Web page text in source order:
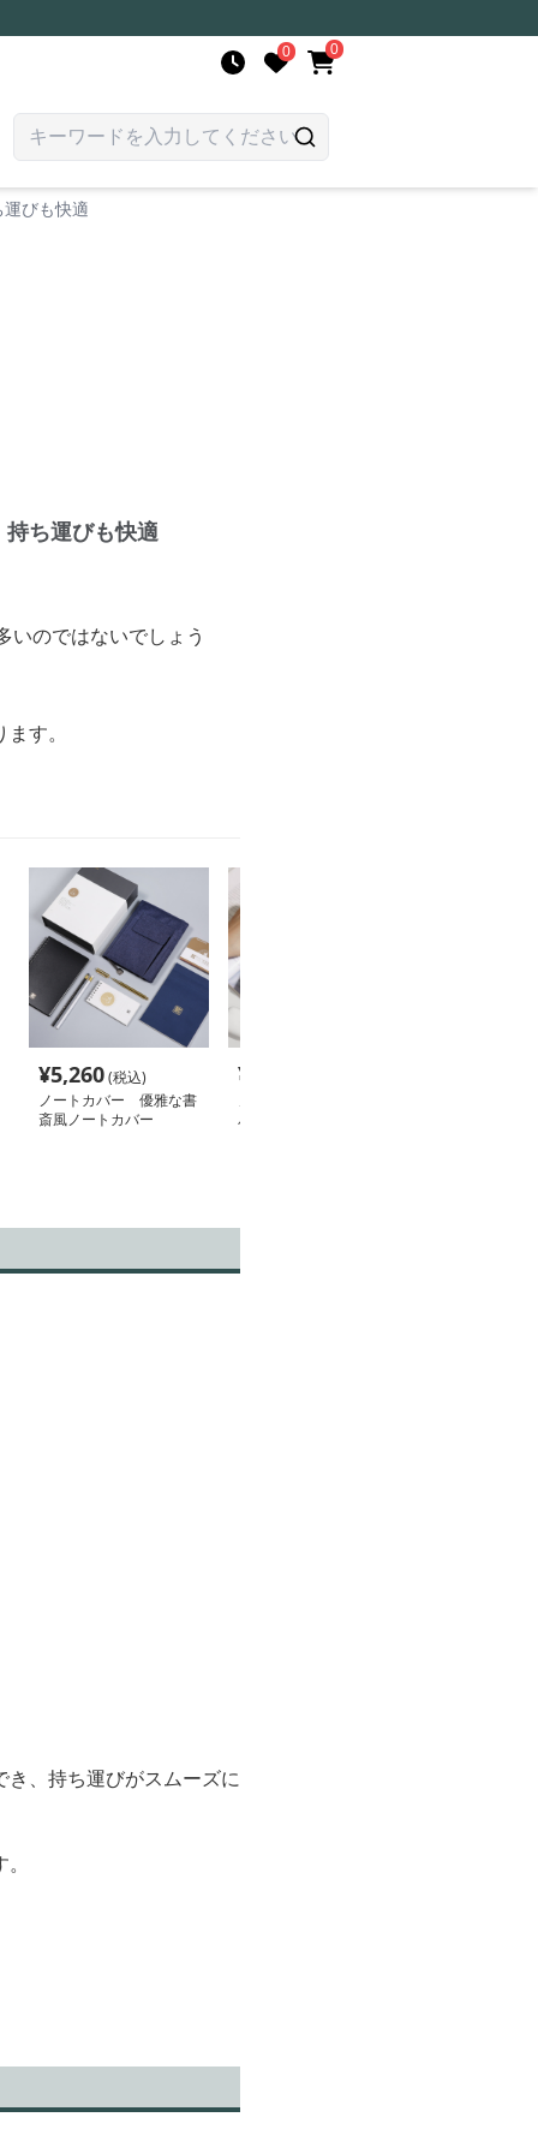
0 0
びも快適
ち運びも快適
いのではないでしょう
す。
¥5,260(税込)
ノートカバー 優雅な書
斎風ノートカバー
¥
バー 上質感たっぷり 手
、持ち運びがスムーズに